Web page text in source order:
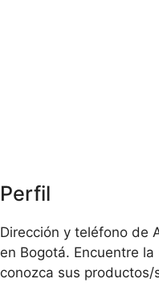
Perfil
Dirección y teléfono de
en Bogotá. Encuentre
conozca sus